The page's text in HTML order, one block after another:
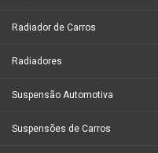
Radiador de Carros
Radiadores
Suspensão Automotiva
Suspensões de Carros